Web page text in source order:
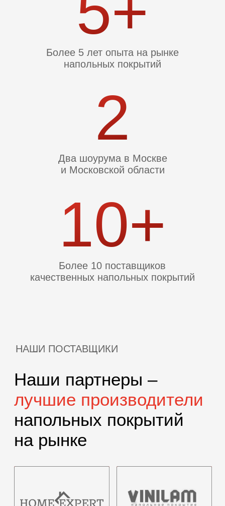
Наши партнеры –
напольных покрытий
НАШИ ПОСТАВЩИКИ
Широкий выбор
покрытия
КАТАЛОГ